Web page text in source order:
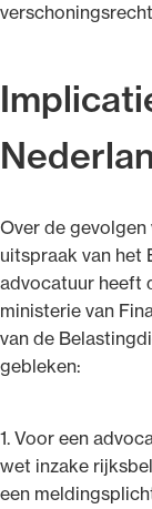
Over de
uitspraak van het
advocatuur heeft
ministerie van
van de
gebleken:
1. Voor een
wet inzake
een